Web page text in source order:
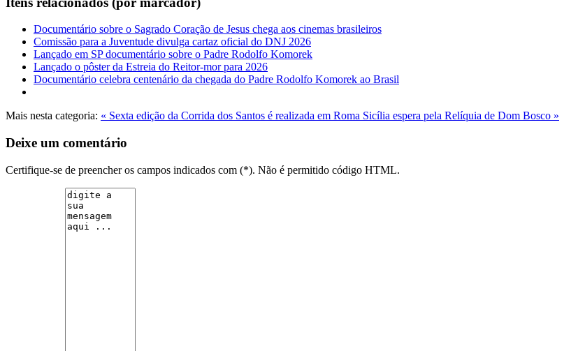
Documentário sobre o Sagrado Coração de Jesus chega aos cinemas brasileiros
Comissão para a Juventude divulga cartaz oficial do DNJ 2026
Lançado em SP documentário sobre o Padre Rodolfo Komorek
Lançado o pôster da Estreia do Reitor-mor para 2026
Documentário celebra centenário da chegada do Padre Rodolfo Komorek ao Brasil
Mais nesta categoria: « Sexta edição da Corrida dos Santos é realizada em Roma Sicília espera pela Relíquia de Dom Bosco »
Deixe um comentário
Certifique-se de preencher os campos indicados com (*). Não é permitido código HTML.